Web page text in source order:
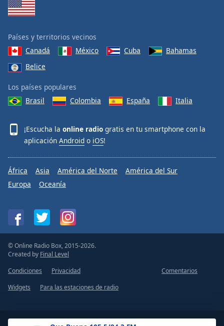
Países y territorios vecinos
Canadá
México Cuba
Bahamas
Belice
Los países populares
Brasil
Colombia España Italia
¡Escucha la online radio gratis en tu smartphone con la
aplicación Android o iOS!
África Asia América del Norte
América del Sur
Europa
Oceanía
© Online Radio Box, 2015-2026.
Created by Final Level
Condiciones
Privacidad
Comentarios
Widgets
Para las estaciones de radio